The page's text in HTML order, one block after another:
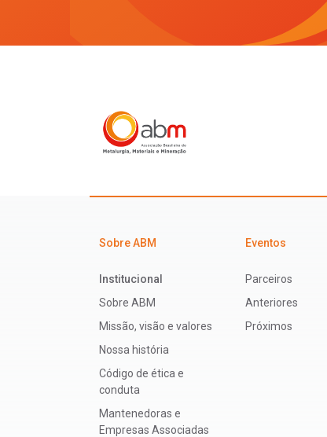
Sobre ABM
Institucional
Sobre ABM
Missão, visão e valores
Nossa história
Código de ética e
conduta
Mantenedoras e
Empresas Associadas
Eventos
Parceiros
Anteriores
Próximos